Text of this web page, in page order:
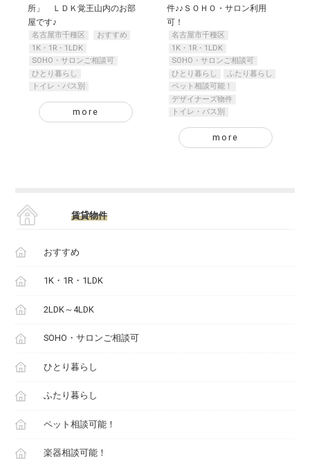
所」 ＬＤＫ覚王山内のお部
屋です♪
名古屋市千種区
おすすめ
1K・1R・1LDK
SOHO・サロンご相談可
ひとり暮らし
トイレ・バス別
more
件♪♪ＳＯＨＯ・サロン利用
可！
名古屋市千種区
1K・1R・1LDK
SOHO・サロンご相談可
ひとり暮らし
ふたり暮らし
ペット相談可能！
デザイナーズ物件
トイレ・バス別
more
賃貸物件
おすすめ
1K・1R・1LDK
2LDK～4LDK
SOHO・サロンご相談可
ひとり暮らし
ふたり暮らし
ペット相談可能！
楽器相談可能！